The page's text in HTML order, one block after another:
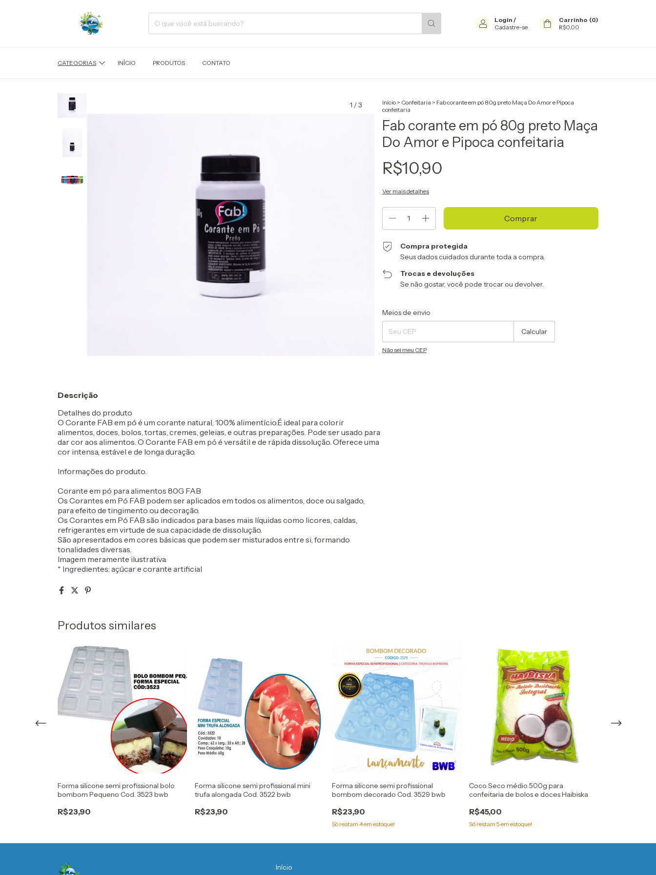
Login /
Cadastre-se
Carrinho (0)
R$0,00
CATEGORIAS INÍCIO PRODUTOS CONTATO
1 /3 Início > Confeitaria > Fab corante em pó 80g preto Maça Do Amor e Pipoca
confeitaria
Fab corante em pó 80g preto Maça
Do Amor e Pipoca confeitaria
R$10,90
Ver mais detalhes
Compra protegida
Seus dados cuidados durante toda a compra.
Trocas e devoluções
Se não gostar, você pode trocar ou devolver.
Entregas para o CEP:
Meios de envio
Calcular
Não sei meu CEP
Descrição
Detalhes do produto
O Corante FAB em pó é um corante natural, 100% alimentício.É ideal para colorir
alimentos, doces, bolos, tortas, cremes, geleias, e outras preparações. Pode ser usado para
dar cor aos alimentos. O Corante FAB em pó é versátil e de rápida dissolução. Oferece uma
cor intensa, estável e de longa duração.
Informações do produto.
Corante em pó para alimentos 80G FAB
Os Corantes em Pó FAB podem ser aplicados em todos os alimentos, doce ou salgado,
para efeito de tingimento ou decoração.
Os Corantes em Pó FAB são indicados para bases mais líquidas como licores, caldas,
refrigerantes em virtude de sua capacidade de dissolução.
São apresentados em cores básicas que podem ser misturados entre si, formando
tonalidades diversas.
Imagem meramente ilustrativa.
* Ingredientes: açúcar e corante artificial
Produtos similares
Forma silicone semi profissional bolo
bombom Pequeno Cod. 3523 bwb
R$23,90
Forma silicone semi profissional mini
trufa alongada Cod. 3522 bwb
R$23,90
Forma silicone semi profissional
bombom decorado Cod. 3529 bwb
R$23,90
Só restam 4em estoque!
Coco Seco médio 500g para
confeitaria de bolos e doces Haibiska
R$45,00
Só restam 5 em estoque!
Início